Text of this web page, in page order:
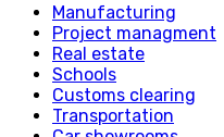
Manufacturing
Project managment
Real estate
Schools
Customs clearing
Transportation